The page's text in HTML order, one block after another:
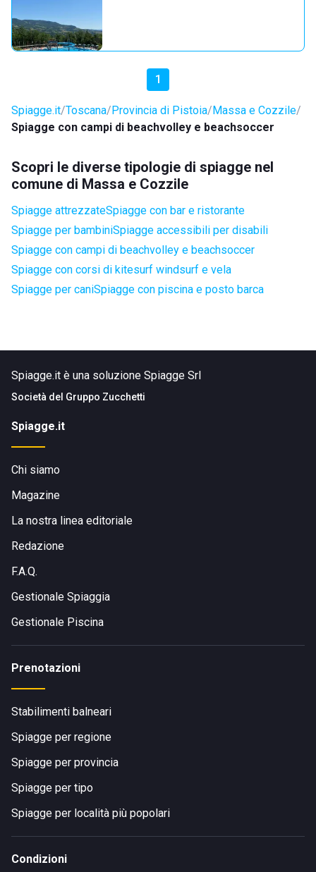
1
Spiagge.it Toscana Provincia di Pistoia Massa e Cozzile
Spiagge con campi di beachvolley e beachsoccer
Scopri le diverse tipologie di spiagge nel
comune di Massa e Cozzile
Spiagge attrezzateSpiagge con bar e ristorante
Spiagge per bambiniSpiagge accessibili per disabili
Spiagge con campi di beachvolley e beachsoccer
Spiagge con corsi di kitesurf windsurf e vela
Spiagge per caniSpiagge con piscina e posto barca
Spiagge.it è una soluzione Spiagge Srl
Società del Gruppo Zucchetti
Spiagge.it
Chi siamo
Magazine
La nostra linea editoriale
Redazione
F.A.Q.
Gestionale Spiaggia
Gestionale Piscina
Prenotazioni
Stabilimenti balneari
Spiagge per regione
Spiagge per provincia
Spiagge per tipo
Spiagge per località più popolari
Condizioni